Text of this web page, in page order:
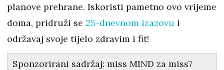
planove prehrane. Iskoristi pametno ovo vrijeme
doma, pridruži se 25-dnevnom izazovu i
održavaj svoje tijelo zdravim i fit!
Sponzorirani sadržaj: miss MIND za miss7